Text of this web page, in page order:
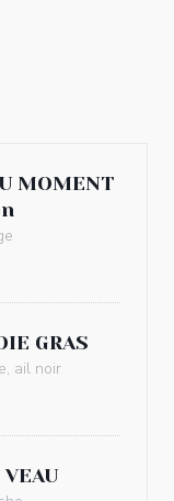
MOMENT
GRAS
ail noir